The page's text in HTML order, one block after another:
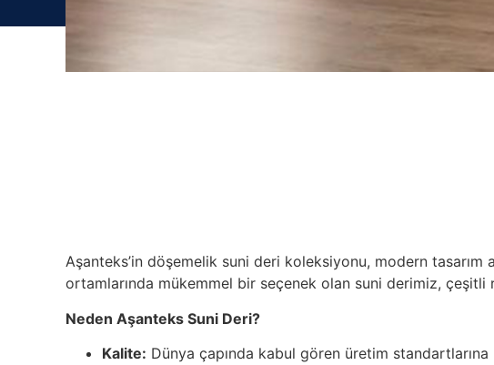
Aşanteks’in döşemelik suni deri koleksiyonu, modern tasarım
ortamlarında mükemmel bir seçenek olan suni derimiz,
Neden Aşanteks Suni Deri?
Kalite: Dünya çapında kabul gören üretim